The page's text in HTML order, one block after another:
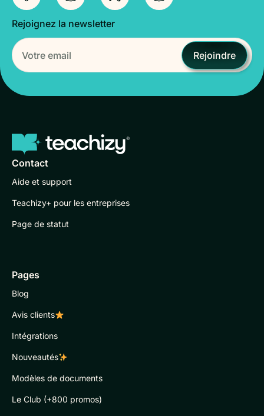
Rejoignez la newsletter
Rejoindre
Contact
Aide et support
Teachizy+ pour les entreprises
Page de statut
Pages
Blog
Avis clients
Intégrations
Nouveautés
Modèles de documents
Le Club (+800 promos)